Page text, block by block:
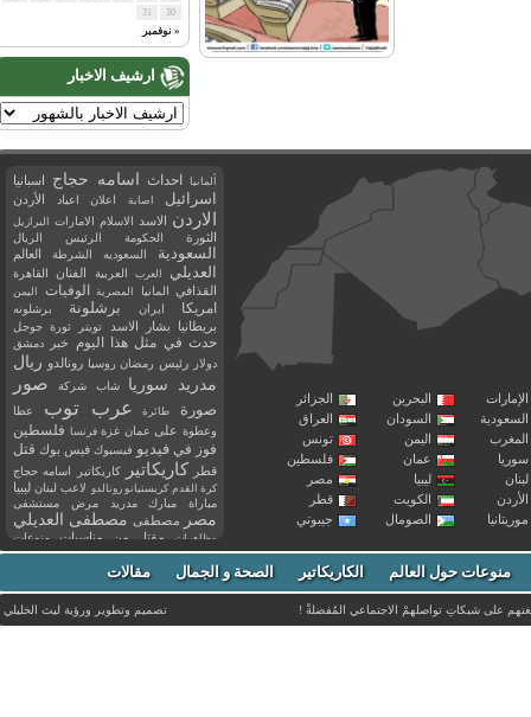
« نوفمبر
ارشيف الاخبار
البحرين
الجزائر
السودان
العراق
اليمن
تونس
عمان
فلسطين
ليبيا
مصر
الكويت
قطر
الصومال جيبوتي
ألمانيا احداث اسامه حجاج اسبانيا
اسرائيل اصابة اعلان اعياد الأردن
الاردن الاسد الاسلام الامارات البرازيل
الثورة الحكومة الرئيس الريال
السعودية السعوديه الشرطة العالم
العديلي العرب العربية الفنان القاهرة
القذافي المانيا المصرية الوفيات اليمن
امريكا ايران برشلونة برشلونه
بريطانيا بشار الاسد تويتر ثورة جوجل
حدث في مثل هذا اليوم خبر دمشق
دولار رئيس رمضان روسيا رونالدو ريال
مدريد
سوريا شاب شركة صور
صورة طائرة عرب توب
عطا
وعطوة على عمان غزة فرنسا فلسطين
فوز في فيديو فيسبوك فيس بوك قتل
قطر كاريكاتير كاريكاتير اسامه حجاج
كرة القدم كريستيانو رونالدو لاعب لبنان ليبيا
مباراة مبارك مدريد مرض مستشفى
مصر مصطفى مصطفى العديلي
مظاهرات مقتل من مناسبات
منوعات
مواليد
موت ميسي ميلان نادي نشر
وفاة وفيات يوتيوب منوعات حول العالم الكاريكاتير الصحة و الجمال مقالات
على شبكاتِ تواصلهمْ الاجتماعي المُفضلةْ ! تصميم وتطوير ورؤيةليث الخليلي